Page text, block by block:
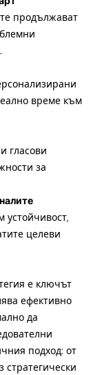
продължават
време към
гласови
за
целеви
е ключът
ефективно
да
подход: от
стратегически